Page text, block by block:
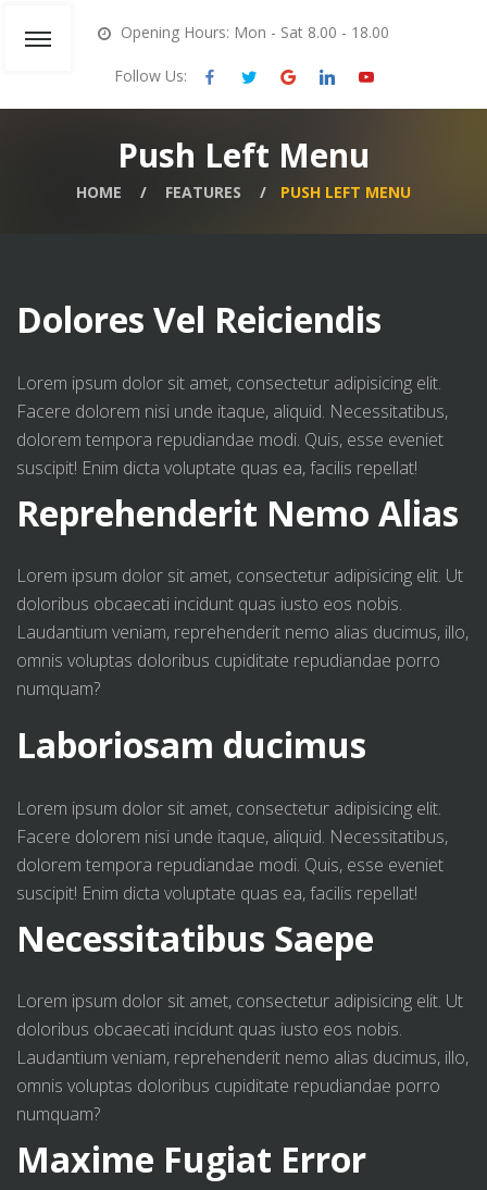
Opening Hours: Mon - Sat 8.00 - 18.00
Follow Us:
Push Left Menu
HOME FEATURES PUSH LEFT MENU
Dolores Vel Reiciendis
Lorem ipsum dolor sit amet, consectetur adipisicing elit.
Facere dolorem nisi unde itaque, aliquid. Necessitatibus,
dolorem tempora repudiandae modi. Quis, esse eveniet
suscipit! Enim dicta voluptate quas ea, facilis repellat!
Reprehenderit Nemo Alias
Lorem ipsum dolor sit amet, consectetur adipisicing elit. Ut
doloribus obcaecati incidunt quas iusto eos nobis.
Laudantium veniam, reprehenderit nemo alias ducimus, illo,
omnis voluptas doloribus cupiditate repudiandae porro
numquam?
Laboriosam ducimus
Lorem ipsum dolor sit amet, consectetur adipisicing elit.
Facere dolorem nisi unde itaque, aliquid. Necessitatibus,
dolorem tempora repudiandae modi. Quis, esse eveniet
suscipit! Enim dicta voluptate quas ea, facilis repellat!
Necessitatibus Saepe
Lorem ipsum dolor sit amet, consectetur adipisicing elit. Ut
doloribus obcaecati incidunt quas iusto eos nobis.
Laudantium veniam, reprehenderit nemo alias ducimus, illo,
omnis voluptas doloribus cupiditate repudiandae porro
numquam?
Maxime Fugiat Error